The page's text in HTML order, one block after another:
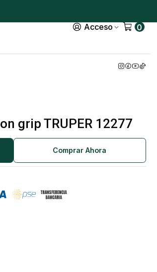
Acceso 0
grip TRUPER 12277
Comprar Ahora